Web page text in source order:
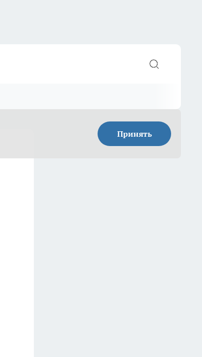
Принять